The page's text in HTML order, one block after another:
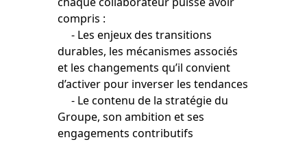
compris :
- Les enjeux des transitions
durables, les mécanismes associés
et les changements qu’il convient
d’activer pour inverser les tendances
- Le contenu de la stratégie du
Groupe, son ambition et ses
engagements contributifs